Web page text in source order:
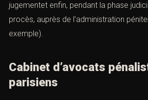
jugementet enfin, pendant la phase
procès, auprès de l’administration
exemple).
Cabinet d’avocats
parisiens